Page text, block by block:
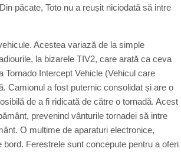
păcate, Toto nu a reușit niciodată să intre
Acestea variază de la simple
la bizarele TIV2, care arată ca ceva
Tornado Intercept Vehicle (Vehicul care
Camionul a fost puternic consolidat și are o
de a fi ridicată de către o tornadă. Acest
prevenind vânturile tornadei să intre
O mulțime de aparaturi electronice,
Ferestrele sunt concepute pentru a oferi